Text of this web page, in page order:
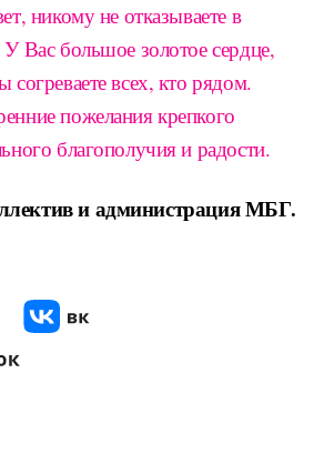
никому не отказываете в
Вас большое золотое сердце,
всех, кто рядом.
пожелания крепкого
благополучия и радости.
и администрация МБГ.